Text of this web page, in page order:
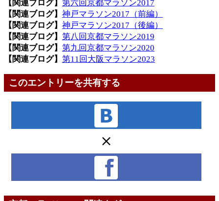
【関連ブログ】 第六回京都マラソン2017
【関連ブログ】 神戸マラソン2017（前編）
【関連ブログ】 神戸マラソン2017（後編）
【関連ブログ】 第八回京都マラソン2019
【関連ブログ】 第九回京都マラソン2020
【関連ブログ】 第11回大阪マラソン2023
このエントリーを共有する